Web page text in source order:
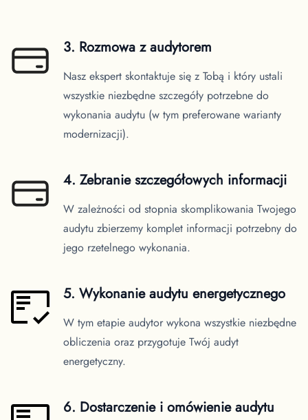
3. Rozmowa z audytorem
Nasz ekspert skontaktuje się z Tobą i który ustali
wszystkie niezbędne szczegóły potrzebne do
wykonania audytu (w tym preferowane warianty
modernizacji).
4. Zebranie szczegółowych informacji
W zależności od stopnia skomplikowania Twojego
audytu zbierzemy komplet informacji potrzebny do
jego rzetelnego wykonania.
5. Wykonanie audytu energetycznego
W tym etapie audytor wykona wszystkie niezbędne
obliczenia oraz przygotuje Twój audyt
energetyczny.
6. Dostarczenie i omówienie audytu